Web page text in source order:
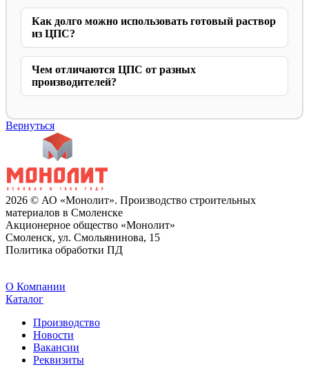
Как долго можно использовать готовый раствор
из ЦПС?
Чем отличаются ЦПС от разных
производителей?
Вернуться
2026 © АО «Монолит». Производство строительных
материалов в Смоленске
Акционерное общество «Монолит»
Смоленск, ул. Смольянинова, 15
Политика обработки ПД
O Компании
Каталог
Производство
Новости
Вакансии
Реквизиты